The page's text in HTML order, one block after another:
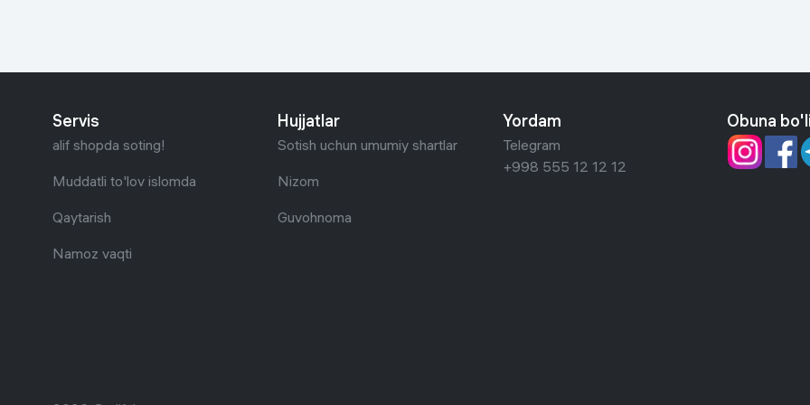
Servis
alif shopda soting!
Muddatli to'lov islomda
Qaytarish
Namoz vaqti
Hujjatlar
Sotish uchun umumiy shartlar
Nizom
Guvohnoma
Yordam
Telegram
+998 555 12 12 12
Obuna